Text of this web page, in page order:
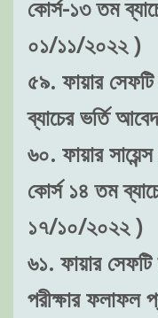
কোর্স-১৩ তম
০১/১১/২০২২ )
৫৯. ফায়ার
ব্যাচের ভর্তি
৬০. ফায়ার
কোর্স ১৪ তম
১৭/১০/২০২২ )
৬১. ফায়ার
পরীক্ষার